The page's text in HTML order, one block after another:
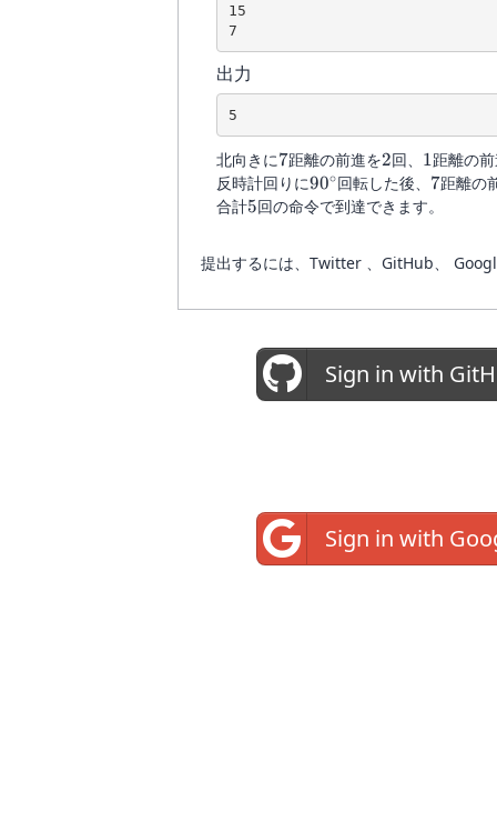
15
出力
北向きに7
7距離の前進を2
2回、 1
1距離の
反時計回りに90^{\circ}
90∘回転した後、 7
7距離の
合計5
5回の命令で到達できます。
提出するには、Twitter 、GitHub、
Sign in with
Sign in with